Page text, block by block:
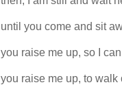
until you come and sit
you raise me up, so I
you raise me up, to walk